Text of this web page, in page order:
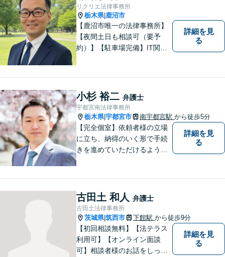
リクリエ法律事務所
栃木県| 鹿沼市
【鹿沼市唯一の法律事務所】
【夜間土日も相談可（要予
約）】【駐車場完備】IT関連
ております。お気軽にお問合
せ下さい。
詳細を見
る
小杉 裕二 弁護士
宇都宮南法律事務所
栃木県|宇都宮市 南宇都宮駅 から徒歩5分
【完全個室】依頼者様の立場
に立ち、納得のいく形で手続
きを進めていただけるよう、
識し、常に誠実で真摯な対応
を心掛けています。【南宇都
宮駅5分】
詳細を見
る
古田土 和人 弁護士
古田土法律事務所
茨城県|筑西市 下館駅 から徒歩9分
【初回相談無料】【法テラス
利用可】【オンライン面談
可】相談者様のお話をしっか
詳細を見
る